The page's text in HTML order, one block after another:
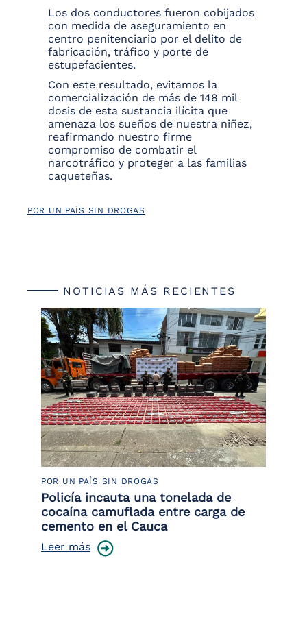
Los dos conductores fueron cobijados
con medida de aseguramiento en
centro penitenciario por el delito de
fabricación, tráfico y porte de
estupefacientes.
Con este resultado, evitamos la
comercialización de más de 148 mil
dosis de esta sustancia ilícita que
amenaza los sueños de nuestra niñez,
reafirmando nuestro firme
compromiso de combatir el
narcotráfico y proteger a las familias
caqueteñas.
POR UN PAÍS SIN DROGAS
NOTICIAS MÁS RECIENTES
POR UN PAÍS SIN DROGAS
Policía incauta una tonelada de
cocaína camuflada entre carga de
cemento en el Cauca
Leer más